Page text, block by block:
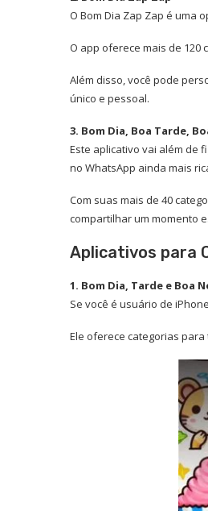
O Bom Dia Zap Zap é uma
O app oferece mais de 120
Além disso, você pode
único e pessoal.
3. Bom Dia, Boa Tarde,
Este aplicativo vai além de
no WhatsApp ainda mais
Com suas mais de 40
compartilhar um momento
Aplicativos para
1. Bom Dia, Tarde e Boa
Se você é usuário de
Ele oferece categorias